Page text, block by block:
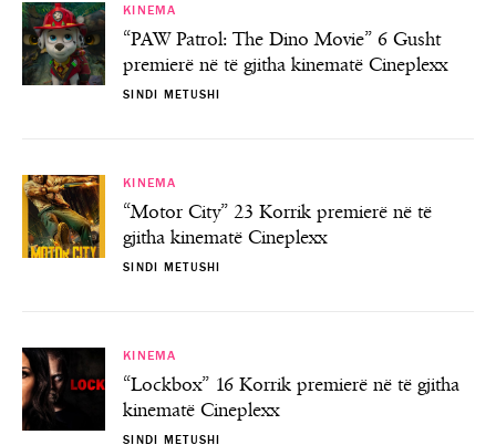
KINEMA
“PAW Patrol: The Dino Movie” 6 Gusht
premierë në të gjitha kinematë Cineplexx
SINDI METUSHI
KINEMA
“Motor City” 23 Korrik premierë në të
gjitha kinematë Cineplexx
SINDI METUSHI
KINEMA
“Lockbox” 16 Korrik premierë në të gjitha
kinematë Cineplexx
SINDI METUSHI